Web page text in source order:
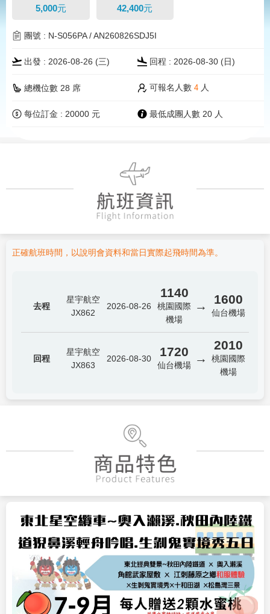
5,000元 42,400元
團號 : N-S056PA / AN260826SDJ5I
出發 : 2026-08-26 (三) 回程 : 2026-08-30 (日)
總機位數 28 席 可報名人數4 人
每位訂金 : 20000 元 最低成團人數 20 人
正確航班時間，以說明會資料和當日實際起飛時間為準。
去程
星宇航空
JX862
2026-08-26
1140
桃園國際
機場
→ 1600
仙台機場
回程
星宇航空
JX863
2026-08-30 1720
仙台機場 →
2010
桃園國際
機場